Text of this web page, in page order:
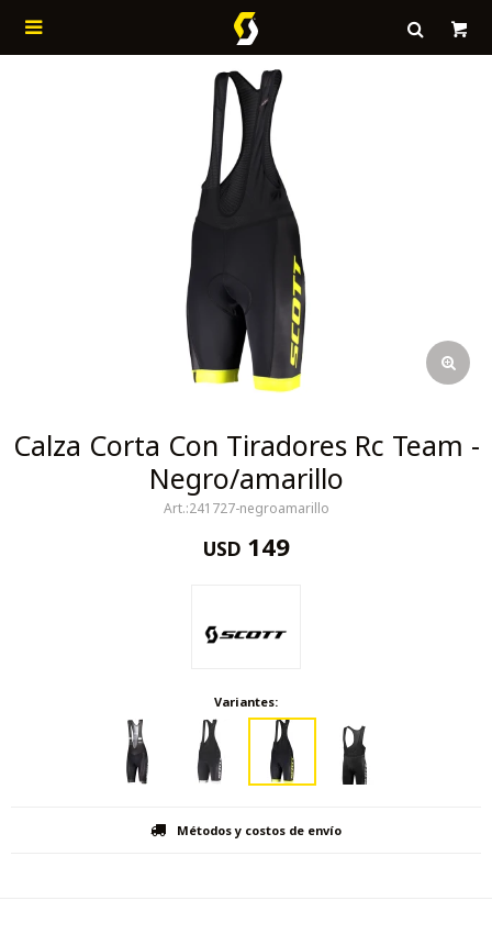

Calza Corta Con Tiradores Rc Team -
Negro/amarillo
241727-negroamarillo
USD 149
Variantes:
Métodos y costos de envío